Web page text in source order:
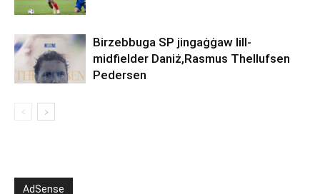
Birzebbuga SP jingaġġaw lill-
midfielder Daniż,Rasmus Thellufsen
Pedersen
AdSense